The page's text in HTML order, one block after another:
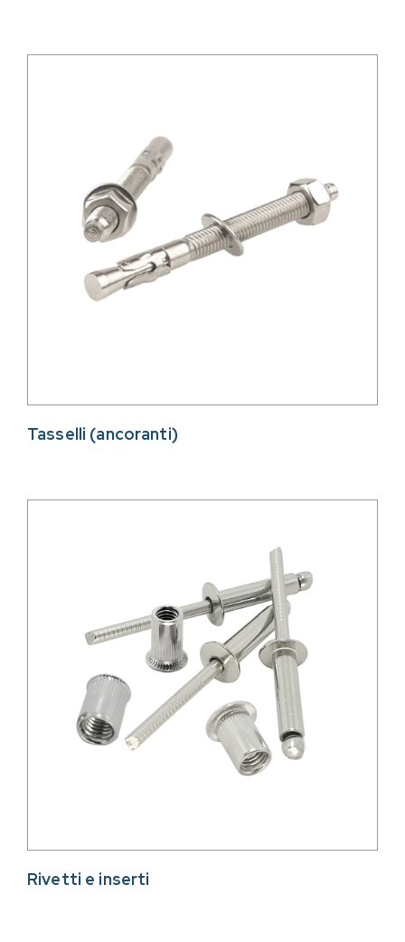
Tasselli (ancoranti)
Rivetti e inserti